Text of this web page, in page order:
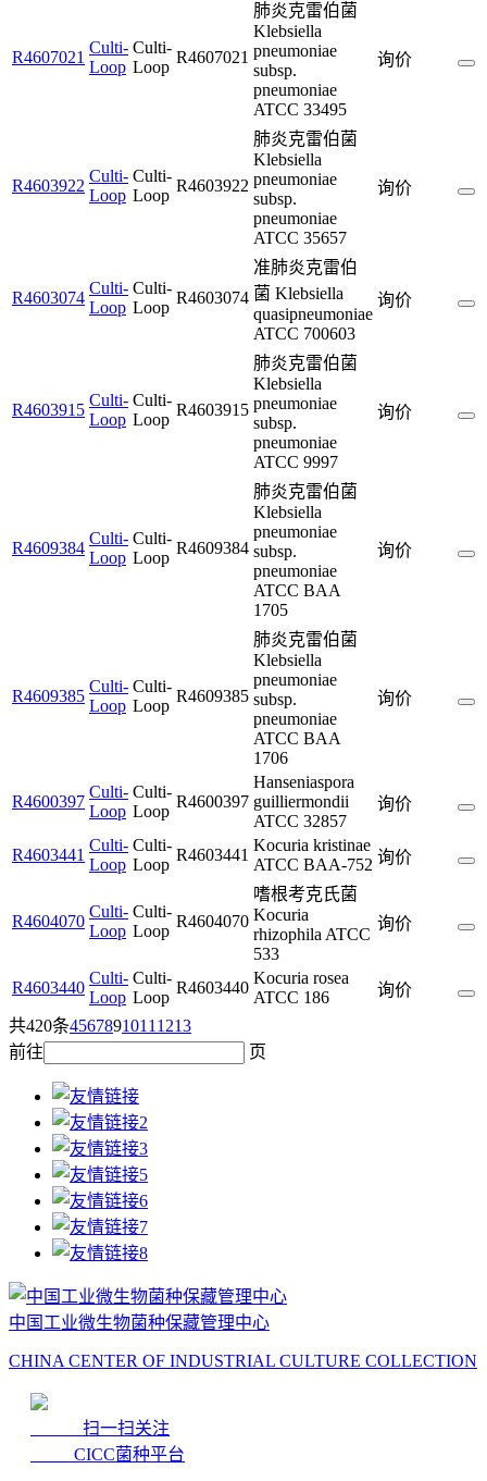
R4607021
Culti-
Loop
Culti-
Loop
R4607021
肺炎克雷伯菌
Klebsiella
pneumoniae
subsp.
pneumoniae
ATCC 33495
询价
R4603922
Culti-
Loop
Culti-
Loop
R4603922
肺炎克雷伯菌
Klebsiella
pneumoniae
subsp.
pneumoniae
ATCC 35657
询价
R4603074
Culti-
Loop
Culti-
Loop
R4603074
准肺炎克雷伯
菌 Klebsiella
quasipneumoniae
ATCC 700603
询价
R4603915
Culti-
Loop
Culti-
Loop
R4603915
肺炎克雷伯菌
Klebsiella
pneumoniae
subsp.
pneumoniae
ATCC 9997
询价
R4609384
Culti-
Loop
Culti-
Loop
R4609384
肺炎克雷伯菌
Klebsiella
pneumoniae
subsp.
pneumoniae
ATCC BAA
1705
询价
R4609385
Culti-
Loop
Culti-
Loop
R4609385
肺炎克雷伯菌
Klebsiella
pneumoniae
subsp.
pneumoniae
ATCC BAA
1706
询价
R4600397
Culti-
Loop
Culti-
Loop
R4600397
Hanseniaspora
guilliermondii
ATCC 32857
询价
R4603441
Culti-
Loop
Culti-
Loop
R4603441
Kocuria kristinae
ATCC BAA-752 询价
R4604070
Culti-
Loop
Culti-
Loop
R4604070
嗜根考克氏菌
Kocuria
rhizophila ATCC
533
询价
R4603440
Culti-
Loop
Culti-
Loop
R4603440
Kocuria rosea
ATCC 186
询价
共420条4567891011 1213
前往
页
中国工业微生物菌种保藏管理中心
CHINA CENTER OF INDUSTRIAL CULTURE COLLECTION
扫一扫关注
CICC菌种平台